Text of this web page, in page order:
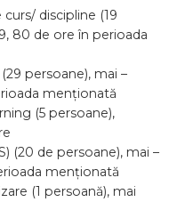
discipline (19
80 de ore în perioada
persoane), mai –
menționată
(5 persoane),
(20 de persoane), mai –
menționată
(1 persoană), mai